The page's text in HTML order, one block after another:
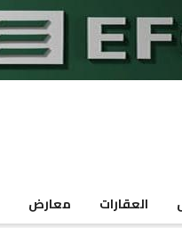
العقارات معارض